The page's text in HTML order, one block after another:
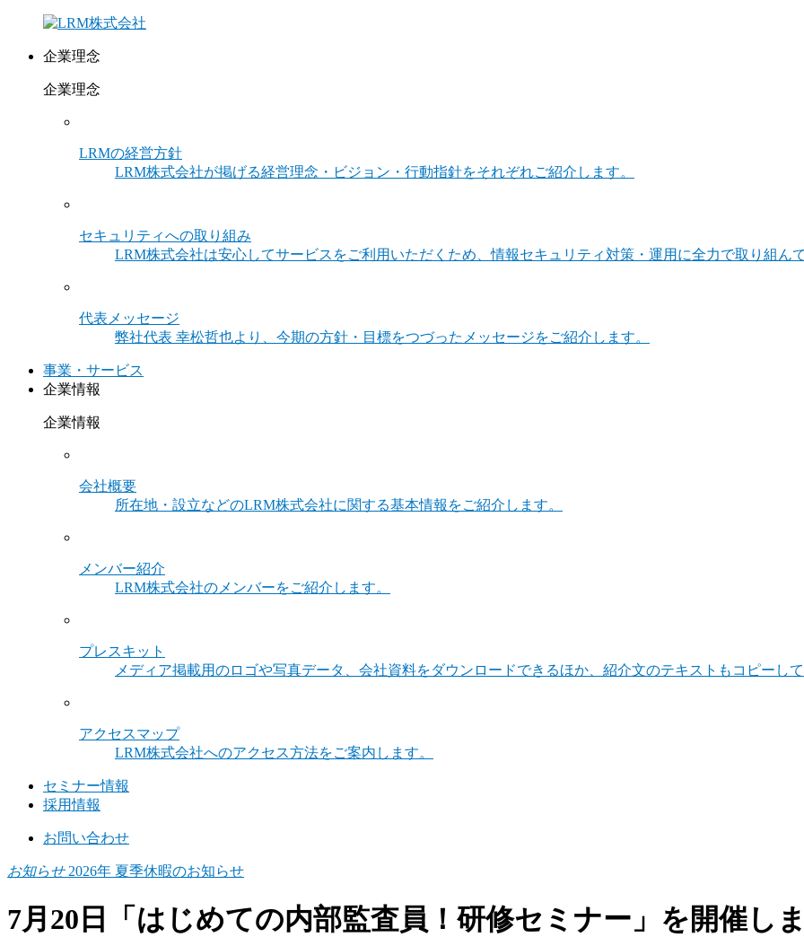
企業理念
企業理念
LRMの経営方針
LRM株式会社が掲げる経営理念・ビジョン・行動指針をそれぞれご紹介します。
セキュリティへの取り組み
LRM株式会社は安心してサービスをご利用いただくため、情報セキュリティ対策・運用に全力で取り組ん
代表メッセージ
弊社代表 幸松哲也より、今期の方針・目標をつづったメッセージをご紹介します。
事業・サービス
企業情報
企業情報
会社概要
所在地・設立などのLRM株式会社に関する基本情報をご紹介します。
メンバー紹介
LRM株式会社のメンバーをご紹介します。
プレスキット
メディア掲載用のロゴや写真データ、会社資料をダウンロードできるほか、紹介文のテキストもコピーし
アクセスマップ
LRM株式会社へのアクセス方法をご案内します。
セミナー情報
採用情報
お問い合わせ
お知らせ2026年 夏季休暇のお知らせ
7月20日「はじめての内部監査員！研修セミナー」を開催し